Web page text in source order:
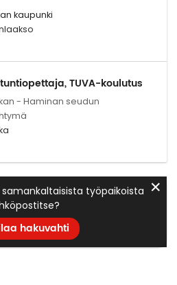
kaupunki
TUVA-koulutus
- Haminan seudun
työpaikoista
hakuvahti
✕